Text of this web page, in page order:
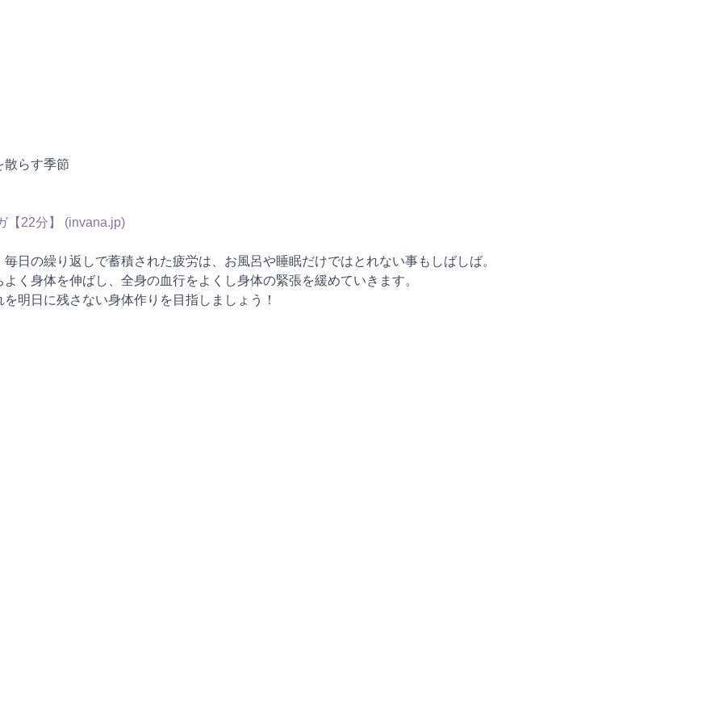
散らす季節
【22分】 (invana.jp)
日の繰り返しで蓄積された疲労は、お風呂や睡眠だけではとれない事もしばしば。
く身体を伸ばし、全身の血行をよくし身体の緊張を緩めていきます。
明日に残さない身体作りを目指しましょう！